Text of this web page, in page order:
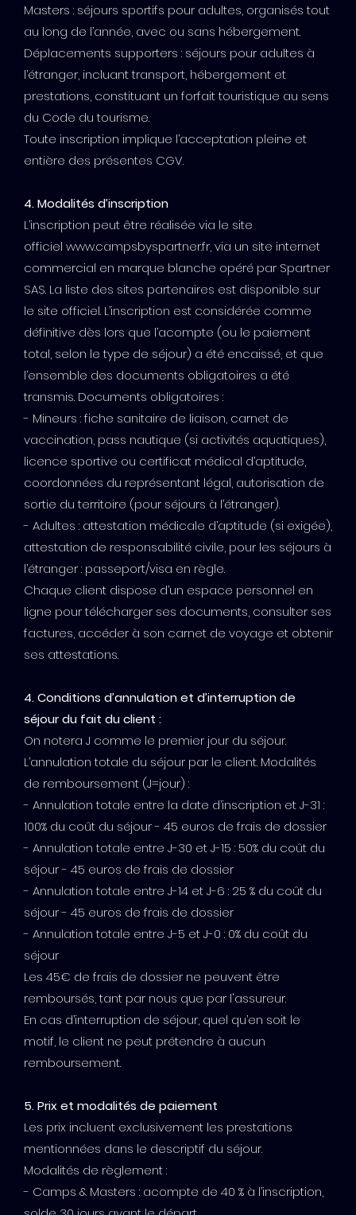
Masters : séjours sportifs pour adultes, organisés tout
au long de l’année, avec ou sans hébergement.
Déplacements supporters : séjours pour adultes à
l’étranger, incluant transport, hébergement et
prestations, constituant un forfait touristique au sens
du Code du tourisme.
Toute inscription implique l’acceptation pleine et
entière des présentes CGV.
4. Modalités d’inscription
L’inscription peut être réalisée via le site
officiel www.campsbyspartner.fr, via un site internet
commercial en marque blanche opéré par Spartner
SAS. La liste des sites partenaires est disponible sur
le site officiel. L’inscription est considérée comme
définitive dès lors que l’acompte (ou le paiement
total, selon le type de séjour) a été encaissé, et que
l’ensemble des documents obligatoires a été
transmis. Documents obligatoires :
- Mineurs : fiche sanitaire de liaison, carnet de
vaccination, pass nautique (si activités aquatiques),
licence sportive ou certificat médical d’aptitude,
coordonnées du représentant légal, autorisation de
sortie du territoire (pour séjours à l’étranger).
- Adultes : attestation médicale d’aptitude (si exigée),
attestation de responsabilité civile, pour les séjours à
l’étranger : passeport/visa en règle.
Chaque client dispose d’un espace personnel en
ligne pour télécharger ses documents, consulter ses
factures, accéder à son carnet de voyage et obtenir
ses attestations.
4. Conditions d’annulation et d’interruption de
séjour du fait du client :
On notera J comme le premier jour du séjour.
L’annulation totale du séjour par le client. Modalités
de remboursement (J=jour) :
- Annulation totale entre la date d’inscription et J-31 :
100% du coût du séjour - 45 euros de frais de dossier
- Annulation totale entre J-30 et J-15 : 50% du coût du
séjour - 45 euros de frais de dossier
- Annulation totale entre J-14 et J-6 : 25 % du coût du
séjour - 45 euros de frais de dossier
- Annulation totale entre J-5 et J-0 : 0% du coût du
séjour
Les 45€ de frais de dossier ne peuvent être
remboursés, tant par nous que par l'assureur.
En cas d’interruption de séjour, quel qu’en soit le
motif, le client ne peut prétendre à aucun
remboursement.
5. Prix et modalités de paiement
Les prix incluent exclusivement les prestations
mentionnées dans le descriptif du séjour.
Modalités de règlement :
- Camps & Masters : acompte de 40 % à l’inscription,